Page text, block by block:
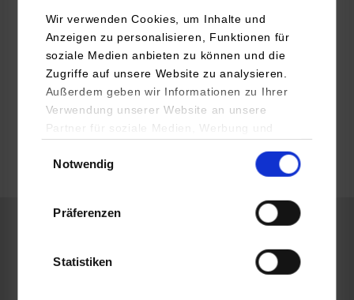
Wir verwenden Cookies, um Inhalte und
Anzeigen zu personalisieren, Funktionen für
soziale Medien anbieten zu können und die
Zugriffe auf unsere Website zu analysieren.
Außerdem geben wir Informationen zu Ihrer
Verwendung unserer Website an unsere
Partner für soziale Medien, Werbung und
YouTube, Google Maps) führen diese
Daten zusammen, die Sie ihnen bereitgestellt
haben oder die sie im Rahmen Ihrer Nutzung
Notwendig
Präferenzen
Statistiken